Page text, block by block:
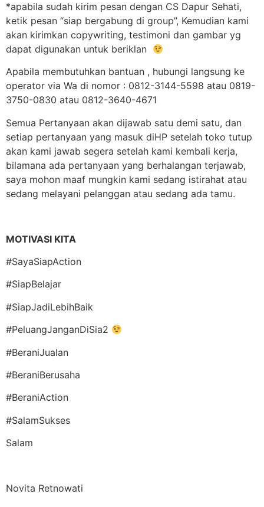
*apabila sudah kirim pesan dengan CS Dapur Sehati,
ketik pesan “siap bergabung di group”, Kemudian kami
akan kirimkan copywriting, testimoni dan gambar yg
dapat digunakan untuk beriklan
Apabila membutuhkan bantuan , hubungi langsung ke
operator via Wa di nomor : 0812-3144-5598 atau 0819-
3750-0830 atau 0812-3640-4671
Semua Pertanyaan akan dijawab satu demi satu, dan
setiap pertanyaan yang masuk diHP setelah toko tutup
akan kami jawab segera setelah kami kembali kerja,
bilamana ada pertanyaan yang berhalangan terjawab,
saya mohon maaf mungkin kami sedang istirahat atau
sedang melayani pelanggan atau sedang ada tamu.
MOTIVASI KITA
#SayaSiapAction
#SiapBelajar
#SiapJadiLebihBaik
#PeluangJanganDiSia2
#BeraniJualan
#BeraniBerusaha
#BeraniAction
#SalamSukses
Salam
Novita Retnowati